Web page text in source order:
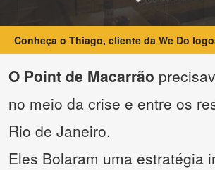
Conheça o Thiago, cliente da We Do
O Point de Macarrão
no meio da crise e entre os
Rio de Janeiro.
Eles Bolaram uma estratégia